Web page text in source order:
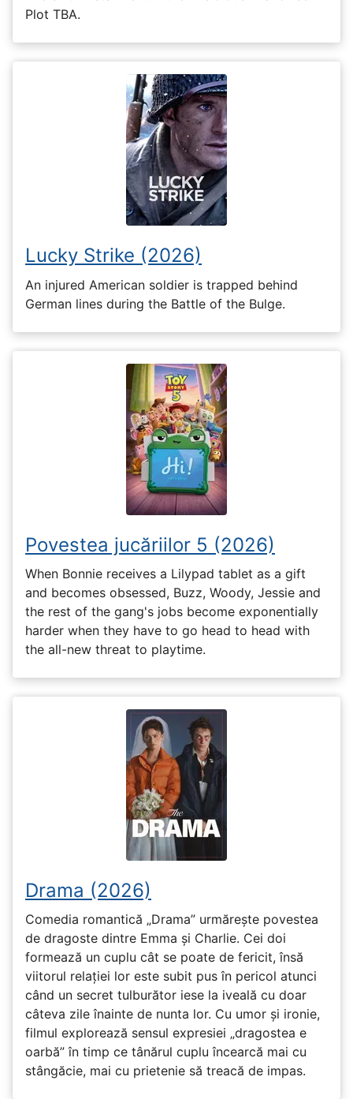
Plot TBA.
Lucky Strike (2026)
An injured American soldier is trapped behind
German lines during the Battle of the Bulge.
Povestea jucăriilor 5 (2026)
When Bonnie receives a Lilypad tablet as a gift
and becomes obsessed, Buzz, Woody, Jessie and
the rest of the gang's jobs become exponentially
harder when they have to go head to head with
the all-new threat to playtime.
Drama (2026)
Comedia romantică „Drama” urmărește povestea
de dragoste dintre Emma și Charlie. Cei doi
formează un cuplu cât se poate de fericit, însă
viitorul relației lor este subit pus în pericol atunci
când un secret tulburător iese la iveală cu doar
câteva zile înainte de nunta lor. Cu umor și ironie,
filmul explorează sensul expresiei „dragostea e
oarbă” în timp ce tânărul cuplu încearcă mai cu
stângăcie, mai cu prietenie să treacă de impas.